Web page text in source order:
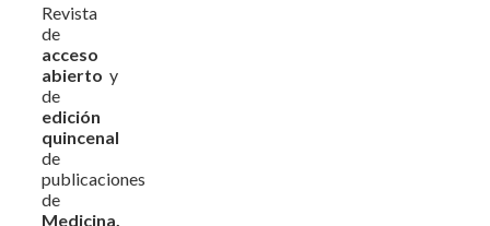
Revista
de
acceso
abierto y
de
edición
quincenal
de
publicaciones
de
Medicina,